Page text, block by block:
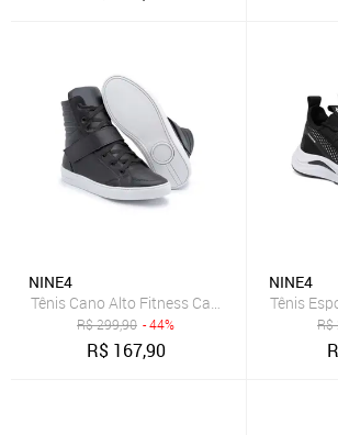
NINE4
Tênis Cano Alto Fitness Casual Nine4
R$299,90 - 44%
R$ 167,90
NINE4
Tênis
R$